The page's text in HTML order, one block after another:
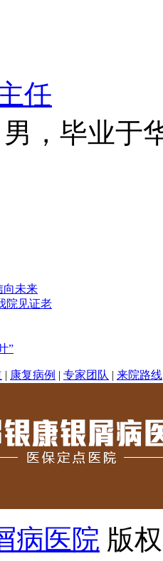
任
，毕业于
向未来
院见证老
”
| 康复病例 | 专家团队 | 来院路线
病医院 版